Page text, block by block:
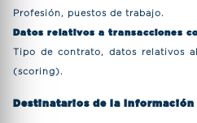
Profesión, puestos de trabajo.
Datos relativos a transacciones
Tipo de contrato, datos relativos
(scoring).
Destinatarios de la Información